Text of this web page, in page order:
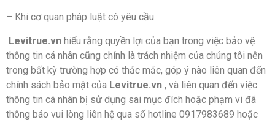
– Khi cơ quan pháp luật có yêu cầu.
Levitrue.vn hiểu rằng quyền lợi của bạn trong việc bảo vệ
thông tin cá nhân cũng chính là trách nhiệm của chúng tôi nên
trong bất kỳ trường hợp có thắc mắc, góp ý nào liên quan đến
chính sách bảo mật của Levitrue.vn , và liên quan đến việc
thông tin cá nhân bị sử dụng sai mục đích hoặc phạm vi đã
thông báo vui lòng liên hệ qua số hotline 0917983689 hoặc